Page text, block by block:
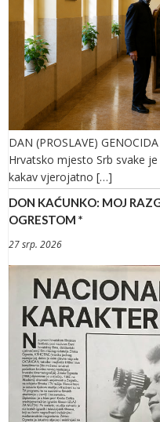
DAN (PROSLAVE)
Hrvatsko mjesto Srb svake
kakav vjerojatno […]
DON KAĆUNKO: MOJ
OGRESTOM *
27 srp. 2026